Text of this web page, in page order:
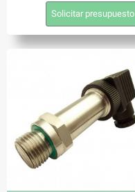
Solicitar presupuesto